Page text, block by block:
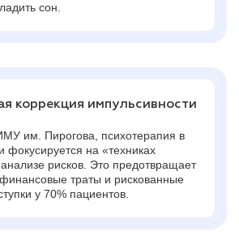
сон.
коррекция импульсивности
им. Пирогова, психотерапия в
фокусируется на «техниках
рисков. Это предотвращает
траты и рискованные
у 70% пациентов.